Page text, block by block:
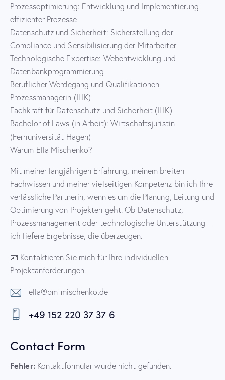
Prozessoptimierung: Entwicklung und Implementierung
effizienter Prozesse
Datenschutz und Sicherheit: Sicherstellung der
Compliance und Sensibilisierung der Mitarbeiter
Technologische Expertise: Webentwicklung und
Datenbankprogrammierung
Beruflicher Werdegang und Qualifikationen
Prozessmanagerin (IHK)
Fachkraft für Datenschutz und Sicherheit (IHK)
Bachelor of Laws (in Arbeit): Wirtschaftsjuristin
(Fernuniversität Hagen)
Warum Ella Mischenko?
Mit meiner langjährigen Erfahrung, meinem breiten
Fachwissen und meiner vielseitigen Kompetenz bin ich Ihre
verlässliche Partnerin, wenn es um die Planung, Leitung und
Optimierung von Projekten geht. Ob Datenschutz,
Prozessmanagement oder technologische Unterstützung –
ich liefere Ergebnisse, die überzeugen.
📧 Kontaktieren Sie mich für Ihre individuellen
Projektanforderungen.
E-
m
ella@pm-mischenko.de
on
+49 152 220 37 37 6
Contact Form
Fehler:Kontaktformular wurde nicht gefunden.